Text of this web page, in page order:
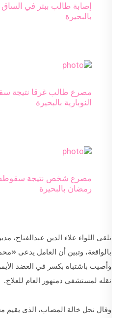
إصابة طالب ببتر في
بالبحيرة
مصرع طالب غرقا نتيجة
النوبارية بالبحيرة
مصرع شخص نتيجة سقوطه
رمضان بالبحيرة
تلقى اللواء علاء الدين عبدالفتاح،
وأصيب باشتباه بكسر في العضد
نقله لمستشفى دمنهور العام للعلاج.
وقال نجل خالة المصاب، الذى يقيم